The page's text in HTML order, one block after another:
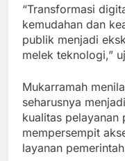
“Transformasi
kemudahan dan
publik menjadi
melek teknologi,”
Mukarramah
seharusnya
kualitas pelayanan
mempersempit
layanan